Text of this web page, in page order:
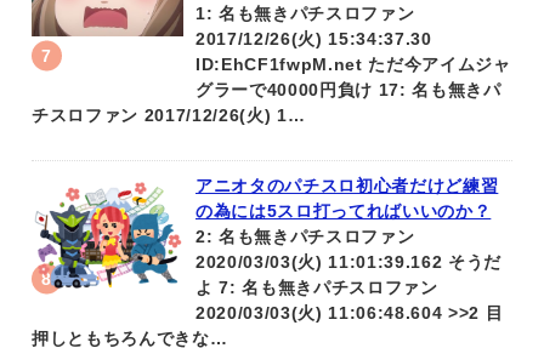
1: 名も無きパチスロファン
2017/12/26(火) 15:34:37.30
ID:EhCF1fwpM.net ただ今アイムジャ
グラーで40000円負け 17: 名も無きパ
チスロファン 2017/12/26(火) 1…
アニオタのパチスロ初心者だけど練習
の為には5スロ打ってればいいのか？
2: 名も無きパチスロファン
2020/03/03(火) 11:01:39.162 そうだ
よ 7: 名も無きパチスロファン
2020/03/03(火) 11:06:48.604 >>2 目
押しともちろんできな…